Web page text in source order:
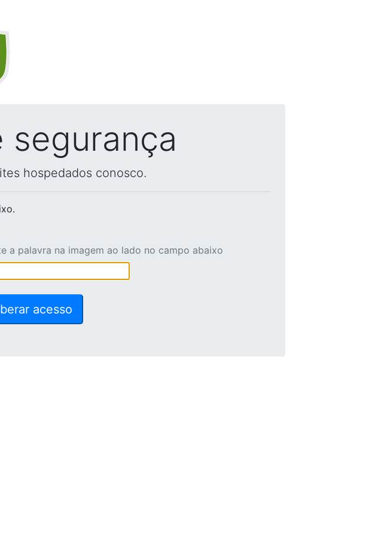
segurança
hospedados conosco.
a palavra na imagem ao lado no campo abaixo